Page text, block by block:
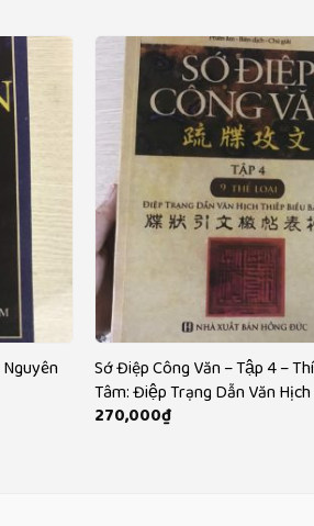
Sớ Điệp Công Văn – Tập 4 –
Tâm: Điệp Trạng Dẫn Văn Hịch
270,000₫